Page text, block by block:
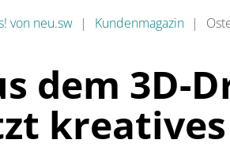
von neu.sw Kundenmagazin
dem 3D-